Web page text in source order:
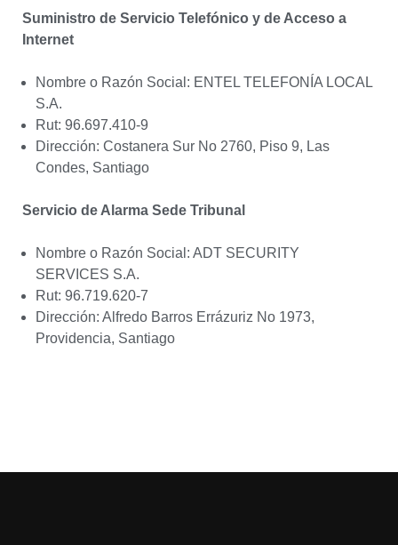
Suministro de Servicio Telefónico y de Acceso a
Internet
Nombre o Razón Social: ENTEL TELEFONÍA LOCAL
S.A.
Rut: 96.697.410-9
Dirección: Costanera Sur No 2760, Piso 9, Las
Condes, Santiago
Servicio de Alarma Sede Tribunal
Nombre o Razón Social: ADT SECURITY
SERVICES S.A.
Rut: 96.719.620-7
Dirección: Alfredo Barros Errázuriz No 1973,
Providencia, Santiago